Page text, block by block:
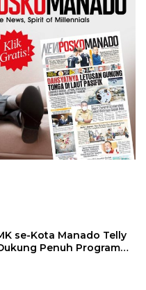
se-Kota Manado Telly
Penuh Program